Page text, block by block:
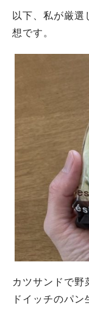
以下、私が厳
想です。
カツサンドで
ドイッチのパ